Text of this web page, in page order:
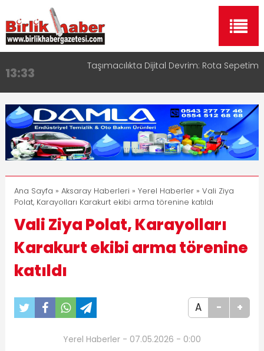
13:33 Taşımacılıkta Dijital Devrim: Rota Sepetim
17:15
Aksaray OSB Bölge Müdürü Makam Koltuğunu
Çocuklara Bıraktı
16:00
Aksaray Esnaf Rehberi ile Google ve Yapay Zeka
Aramalarında Öne Çıkın
8:23 Aksaray Esnaf Rehberi Hizmete Girdi
11:30
Birlikhaber.com Yayın Hayatına Başladı | Hızlı ve
Akıllı Haber Platformu
Ana Sayfa » Aksaray Haberleri » Yerel Haberler» Vali Ziya
Polat, Karayolları Karakurt ekibi arma törenine katıldı
Vali Ziya Polat, Karayolları
Karakurt ekibi arma törenine
katıldı
A - +
Yerel Haberler - 07.05.2026 - 0:00